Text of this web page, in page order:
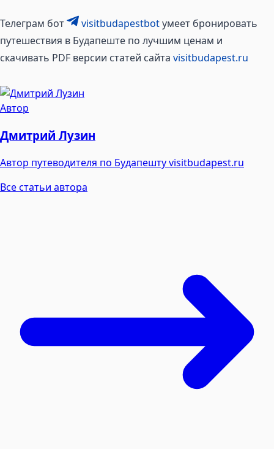
Телеграм бот visitbudapestbotумеет бронировать
путешествия в Будапеште по лучшим ценам и
скачивать PDF версии статей сайта visitbudapest.ru
Автор
Дмитрий Лузин
Автор путеводителя по Будапешту visitbudapest.ru
Все статьи автора